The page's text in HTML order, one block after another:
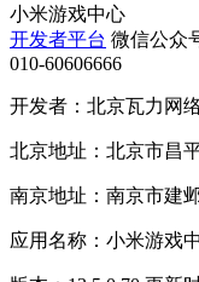
小米游戏中心
开发者平台 微信公众
010-60606666
开发者：北京瓦力网
北京地址：北京市昌
南京地址：南京市建
应用名称：小米游戏